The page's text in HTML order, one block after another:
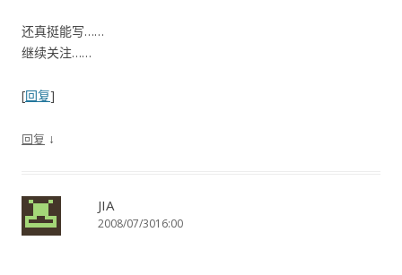
还真挺能写……
继续关注……
[回复]
回复 ↓
JIA
2008/07/3016:00